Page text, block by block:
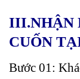
III.NHẬN
CUỐN
Bước 01: